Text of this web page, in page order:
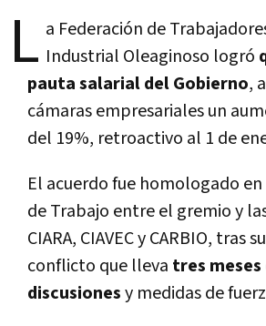
L a Federación de
Industrial Oleaginoso logró
pauta salarial del Gobierno,
cámaras empresariales un
del 19%, retroactivo al 1 de
El acuerdo fue homologado
de Trabajo entre el gremio y
CIARA, CIAVEC y CARBIO, tras
conflicto que lleva tres meses
discusionesy medidas de